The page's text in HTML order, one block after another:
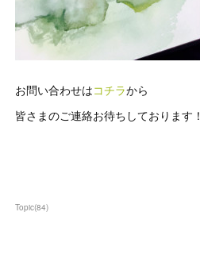
お問い合わせはコチラから
皆さまのご連絡お待ちしております！
Topic(84)